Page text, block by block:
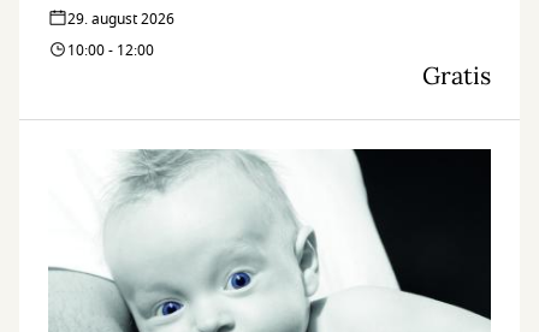
29. august 2026
10:00 - 12:00
Gratis